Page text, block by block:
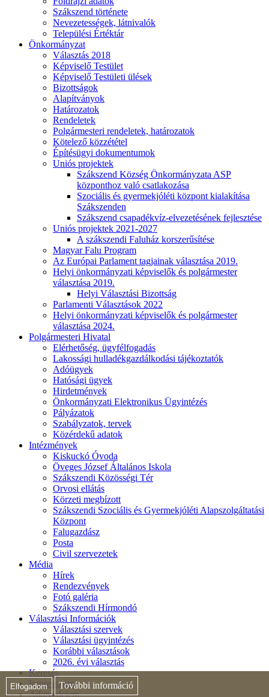
Elfogadom További információ
Szákszend története
Nevezetességek, látnivalók
Települési Értéktár
Önkormányzat
Választás 2018
Képviselő Testület
Képviselő Testületi ülések
Bizottságok
Alapítványok
Határozatok
Rendeletek
Polgármesteri rendeletek, határozatok
Kötelező közzététel
Építésügyi dokumentumok
Uniós projektek
Szákszend Község Önkormányzata ASP
központhoz való csatlakozása
Szociális és gyermekjóléti központ kialakítása
Szákszenden
Szákszend csapadékvíz-elvezetésének fejlesztése
Uniós projektek 2021-2027
A szákszendi Faluház korszerűsítése
Magyar Falu Program
Az Európai Parlament tagjainak választása 2019.
Helyi önkormányzati képviselők és polgármester
választása 2019.
Helyi Választási Bizottság
Parlamenti Választások 2022
Helyi önkormányzati képviselők és polgármester
választása 2024.
Polgármesteri Hivatal
Elérhetőség, ügyfélfogadás
Lakossági hulladékgazdálkodási tájékoztatók
Adóügyek
Hatósági ügyek
Hirdetmények
Önkormányzati Elektronikus Ügyintézés
Pályázatok
Szabályzatok, tervek
Közérdekű adatok
Intézmények
Kiskuckó Óvoda
Öveges József Általános Iskola
Szákszendi Közösségi Tér
Orvosi ellátás
Körzeti megbízott
Szákszendi Szociális és Gyermekjóléti Alapszolgáltatási
Központ
Falugazdász
Posta
Civil szervezetek
Média
Hírek
Rendezvények
Fotó galéria
Szákszendi Hírmondó
Választási Információk
Választási szervek
Választási ügyintézés
Korábbi választások
2026. évi választás
Keresés
Impresszum
Adatvédelem